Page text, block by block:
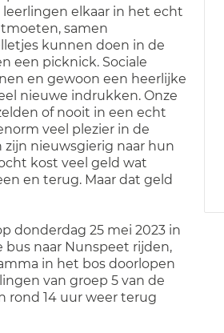
leerlingen elkaar in het echt
samen
kunnen doen in de
een picknick. Sociale
en gewoon een heerlijke
nieuwe indrukken. Onze
of nooit in een echt
veel plezier in de
nieuwsgierig naar hun
kost veel geld wat
en terug. Maar dat geld
donderdag 25 mei 2023 in
naar Nunspeet rijden,
in het bos doorlopen
van groep 5 van de
rond 14 uur weer terug